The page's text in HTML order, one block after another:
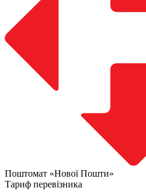
Поштомат «Нової Пошти»
Тариф перевізника